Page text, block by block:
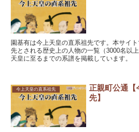
園基有は今上天皇の直系祖先です。本サイ
先とされる歴史上の人物の一覧（3000名以
天皇に至るまでの系譜を掲載しています。
今上天皇の直系祖先
正親町公通【
先】